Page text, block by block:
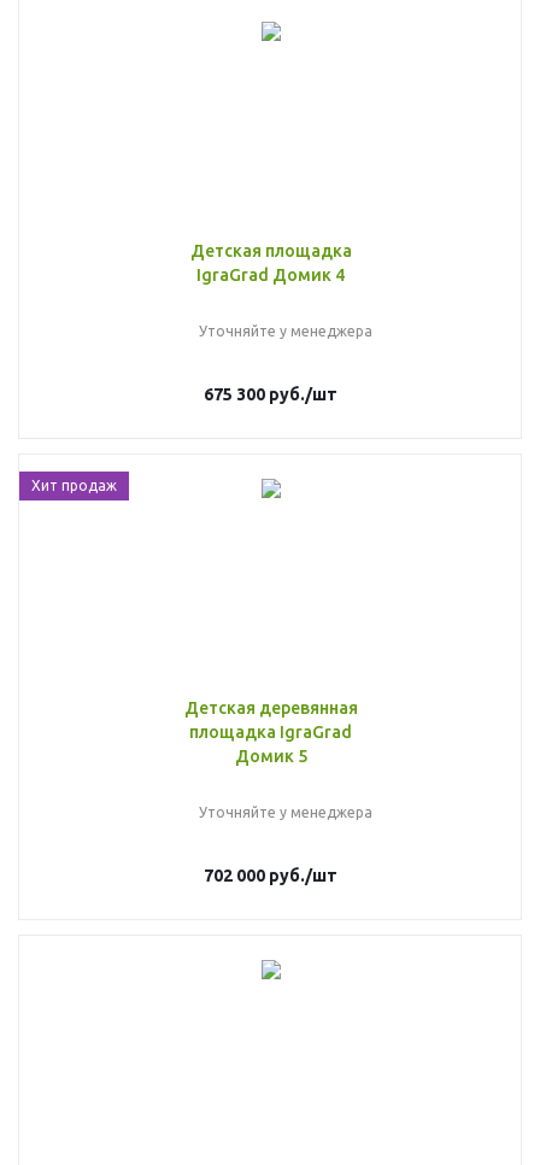
Детская площадка
IgraGrad Домик 4
Уточняйте у менеджера
675 300 руб./шт
Хит продаж
Детская деревянная
площадка IgraGrad
Домик 5
Уточняйте у менеджера
702 000 руб./шт